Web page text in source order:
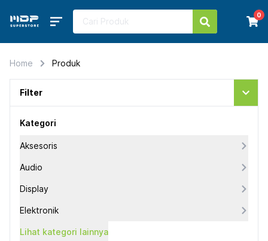
0
Home Produk
Filter
Kategori
Aksesoris
Audio
Display
Elektronik
Lihat kategori lainnya